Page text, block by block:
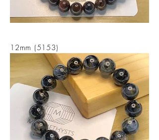
12mm (5153)